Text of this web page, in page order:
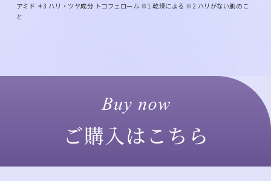
アミド ＊3 ハリ・ツヤ成分 トコフェロール ※1 乾燥による ※2 ハリがない肌のこ
と